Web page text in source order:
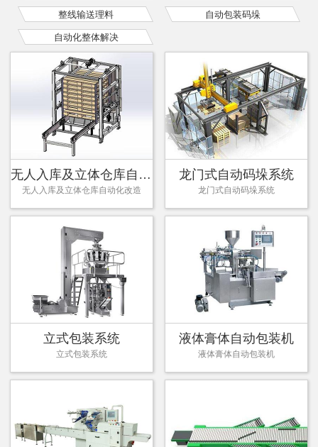
整线输送理料 自动包装码垛
自动化整体解决
无人入库及立体仓库自动化改造
无人入库及立体仓库自动化改造
龙门式自动码垛系统
龙门式自动码垛系统
立式包装系统
立式包装系统
液体膏体自动包装机
液体膏体自动包装机